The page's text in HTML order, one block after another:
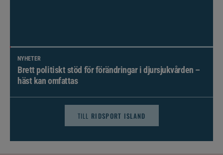
NYHETER
Brett politiskt stöd för förändringar i djursjukvården –
häst kan omfattas
TILL RIDSPORT ISLAND